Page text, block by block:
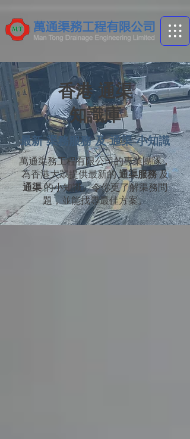
香港 通渠
​知識庫
​最新 渠務服務 及 通渠 小知識
萬通渠務工程有限公司的專業團隊，
為香港大眾提供最新的通渠服務及
通渠的小知識。令你更了解渠務問
題，並能找尋最佳方案。